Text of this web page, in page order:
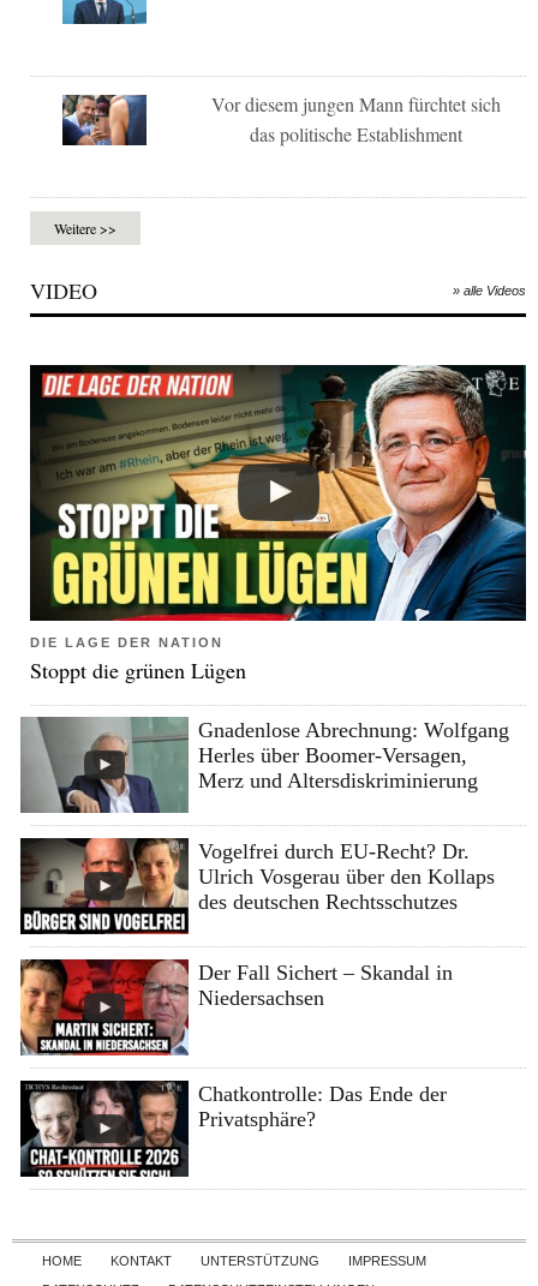
Vor diesem jungen Mann fürchtet sich
das politische Establishment
Weitere >>
VIDEO » alle Videos
DIE LAGE DER NATION
Stoppt die grünen Lügen
Gnadenlose Abrechnung: Wolfgang
Herles über Boomer-Versagen,
Merz und Altersdiskriminierung
Vogelfrei durch EU-Recht? Dr.
Ulrich Vosgerau über den Kollaps
des deutschen Rechtsschutzes
Der Fall Sichert – Skandal in
Niedersachsen
Chatkontrolle: Das Ende der
Privatsphäre?
Skip to content
HOME KONTAKT UNTERSTÜTZUNG
IMPRESSUM